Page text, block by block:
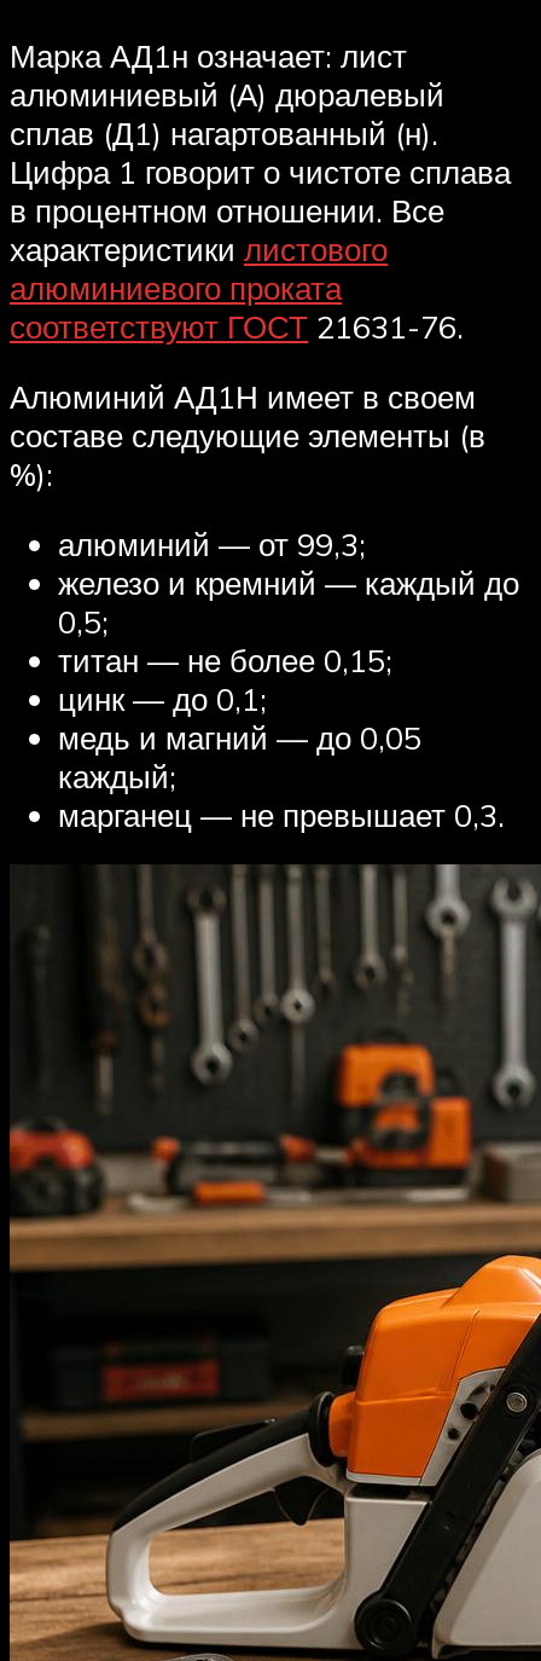
Марка АД1н означает: лист
алюминиевый (А) дюралевый
сплав (Д1) нагартованный (н).
Цифра 1 говорит о чистоте сплава
в процентном отношении. Все
характеристики листового
алюминиевого проката
соответствуют ГОСТ 21631-76.
Алюминий АД1Н имеет в своем
составе следующие элементы (в
%):
алюминий — от 99,3;
железо и кремний — каждый до
0,5;
титан — не более 0,15;
цинк — до 0,1;
медь и магний — до 0,05
каждый;
марганец — не превышает 0,3.